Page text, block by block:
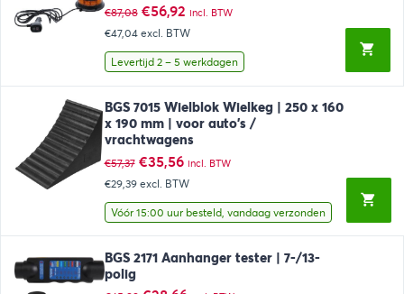
€87,08 Oorspronkelijke
prijs
was:
€87,08.
€56,92Huidige
prijs
is:
€56,92.
incl. BTW
€47,04 excl. BTW
Levertijd 2 – 5 werkdagen
BGS 7015 Wielblok Wielkeg | 250 x 160
x 190 mm | voor auto’s /
vrachtwagens
€57,37 Oorspronkelijke
prijs
was:
€57,37.
€35,56Huidige
prijs
is:
€35,56.
incl. BTW
€29,39 excl. BTW
Vóór 15:00 uur besteld, vandaag verzonden
BGS 2171 Aanhanger tester | 7-/13-
polig